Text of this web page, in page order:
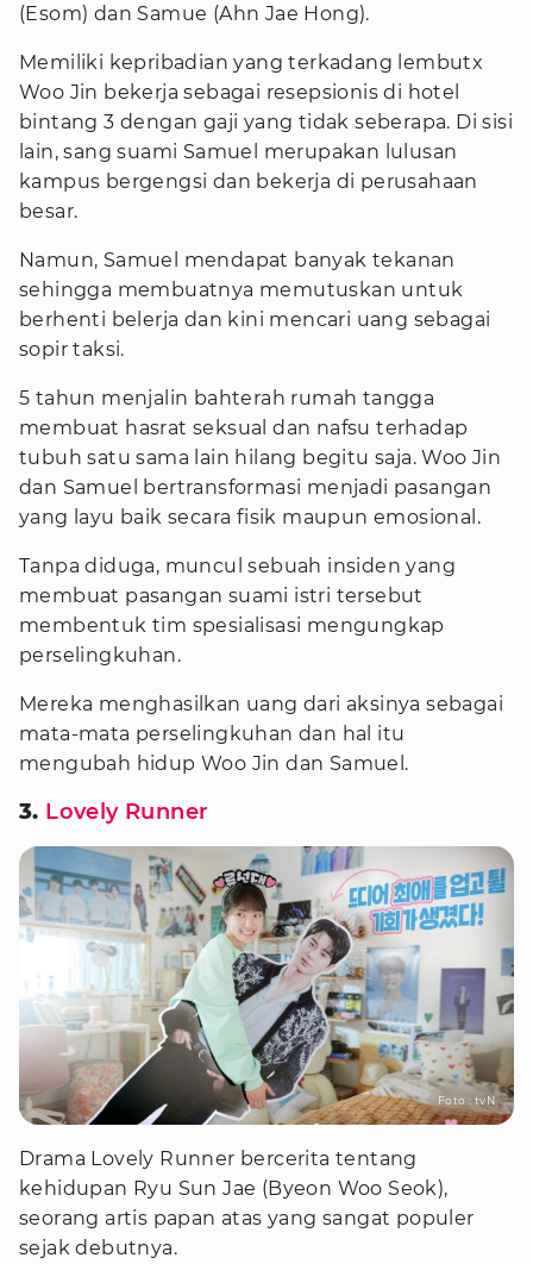
(Esom) dan Samue (Ahn Jae Hong).
Memiliki kepribadian yang terkadang lembutx
Woo Jin bekerja sebagai resepsionis di hotel
bintang 3 dengan gaji yang tidak seberapa. Di sisi
lain, sang suami Samuel merupakan lulusan
kampus bergengsi dan bekerja di perusahaan
besar.
Namun, Samuel mendapat banyak tekanan
sehingga membuatnya memutuskan untuk
berhenti belerja dan kini mencari uang sebagai
sopir taksi.
5 tahun menjalin bahterah rumah tangga
membuat hasrat seksual dan nafsu terhadap
tubuh satu sama lain hilang begitu saja. Woo Jin
dan Samuel bertransformasi menjadi pasangan
yang layu baik secara fisik maupun emosional.
Tanpa diduga, muncul sebuah insiden yang
membuat pasangan suami istri tersebut
membentuk tim spesialisasi mengungkap
perselingkuhan.
Mereka menghasilkan uang dari aksinya sebagai
mata-mata perselingkuhan dan hal itu
mengubah hidup Woo Jin dan Samuel.
3. Lovely Runner
Foto : tvN
Drama Lovely Runner bercerita tentang
kehidupan Ryu Sun Jae (Byeon Woo Seok),
seorang artis papan atas yang sangat populer
sejak debutnya.